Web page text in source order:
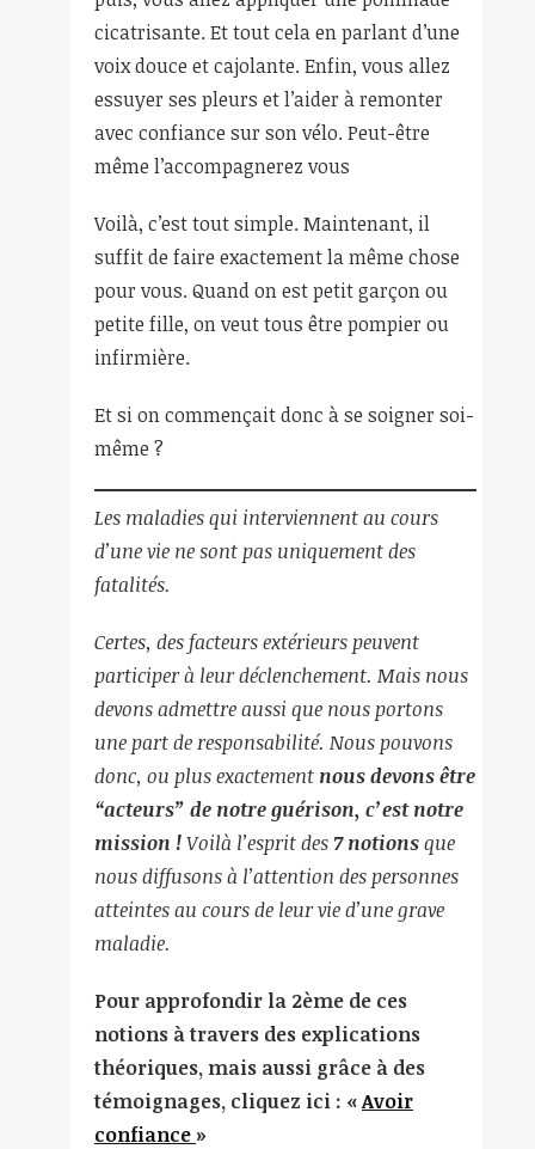
cicatrisante. Et tout cela en parlant d’une
voix douce et cajolante. Enfin, vous allez
essuyer ses pleurs et l’aider à remonter
avec confiance sur son vélo. Peut-être
même l’accompagnerez vous
Voilà, c’est tout simple. Maintenant, il
suffit de faire exactement la même chose
pour vous. Quand on est petit garçon ou
petite fille, on veut tous être pompier ou
infirmière.
Et si on commençait donc à se soigner soi-
même ?
Les maladies qui interviennent au cours
d’une vie ne sont pas uniquement des
fatalités.
Certes, des facteurs extérieurs peuvent
participer à leur déclenchement. Mais nous
devons admettre aussi que nous portons
une part de responsabilité. Nous pouvons
donc, ou plus exactement nous devons être
“acteurs” de notre guérison, c’est notre
mission !Voilà l’esprit des 7 notionsque
nous diffusons à l’attention des personnes
atteintes au cours de leur vie d’une grave
maladie.
Pour approfondir la 2ème de ces
notions à travers des explications
théoriques, mais aussi grâce à des
témoignages, cliquez ici : «Avoir
confiance »